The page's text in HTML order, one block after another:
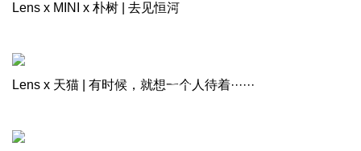
Lens x MINI x 朴树 | 去见恒河
Lens x 天猫 | 有时候，就想一个人待着······